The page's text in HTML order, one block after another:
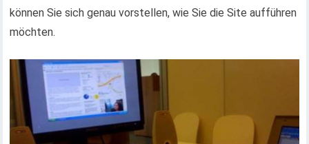
können Sie sich genau vorstellen, wie Sie die Site aufführen
möchten.